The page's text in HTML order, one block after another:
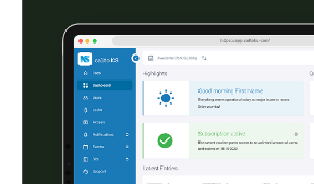
Netherlands
NederlandsEnglish
Nederlands English